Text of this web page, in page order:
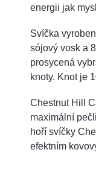
energii jak
Svíčka
sójový vosk a
prosycená
knoty. Knot je
Chestnut Hill
maximální
hoří svíčky
efektním